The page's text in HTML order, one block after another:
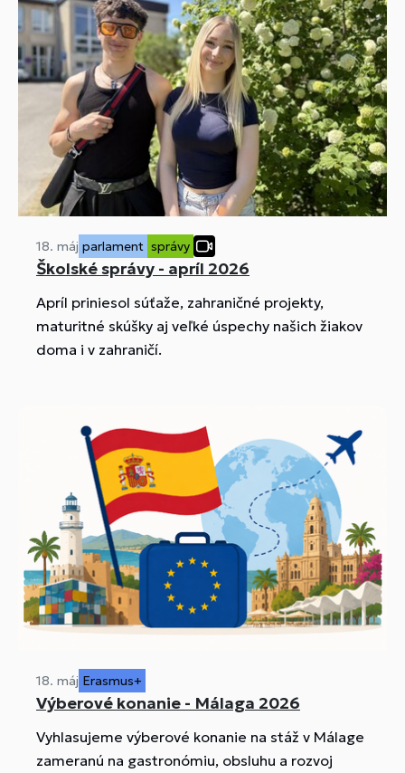
18. máj parlament správy
Školské správy - apríl 2026
Apríl priniesol súťaže, zahraničné projekty,
maturitné skúšky aj veľké úspechy našich žiakov
doma i v zahraničí.
18. máj Erasmus+
Výberové konanie - Málaga 2026
Vyhlasujeme výberové konanie na stáž v Málage
zameranú na gastronómiu, obsluhu a rozvoj